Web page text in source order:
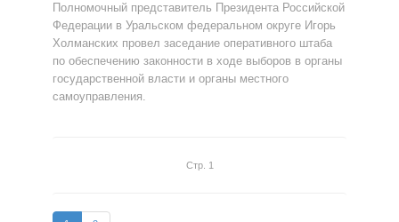
Полномочный представитель Президента Российской
Федерации в Уральском федеральном округе Игорь
Холманских провел заседание оперативного штаба
по обеспечению законности в ходе выборов в органы
государственной власти и органы местного
самоуправления.
Стр. 1